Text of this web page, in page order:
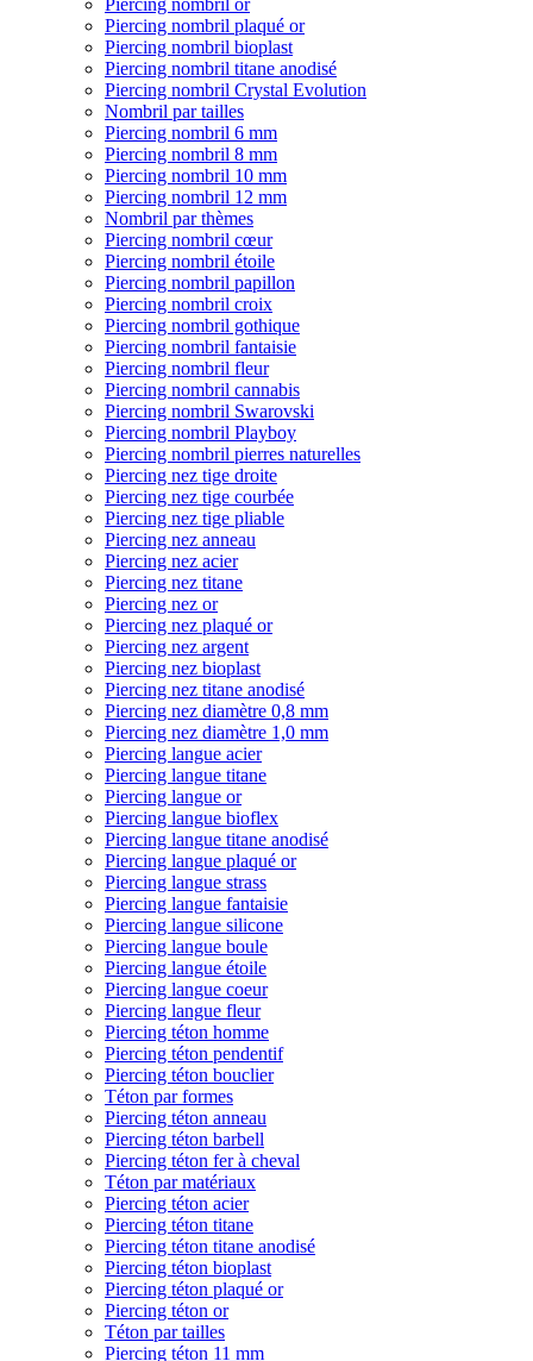
Piercing nombril or
Piercing nombril plaqué or
Piercing nombril bioplast
Piercing nombril titane anodisé
Piercing nombril Crystal Evolution
Nombril par tailles
Piercing nombril 6 mm
Piercing nombril 8 mm
Piercing nombril 10 mm
Piercing nombril 12 mm
Nombril par thèmes
Piercing nombril cœur
Piercing nombril étoile
Piercing nombril papillon
Piercing nombril croix
Piercing nombril gothique
Piercing nombril fantaisie
Piercing nombril fleur
Piercing nombril cannabis
Piercing nombril Swarovski
Piercing nombril Playboy
Piercing nombril pierres naturelles
Piercing nez tige droite
Piercing nez tige courbée
Piercing nez tige pliable
Piercing nez anneau
Piercing nez acier
Piercing nez titane
Piercing nez or
Piercing nez plaqué or
Piercing nez argent
Piercing nez bioplast
Piercing nez titane anodisé
Piercing nez diamètre 0,8 mm
Piercing nez diamètre 1,0 mm
Piercing langue acier
Piercing langue titane
Piercing langue or
Piercing langue bioflex
Piercing langue titane anodisé
Piercing langue plaqué or
Piercing langue strass
Piercing langue fantaisie
Piercing langue silicone
Piercing langue boule
Piercing langue étoile
Piercing langue coeur
Piercing langue fleur
Piercing téton homme
Piercing téton pendentif
Piercing téton bouclier
Téton par formes
Piercing téton anneau
Piercing téton barbell
Piercing téton fer à cheval
Téton par matériaux
Piercing téton acier
Piercing téton titane
Piercing téton titane anodisé
Piercing téton bioplast
Piercing téton plaqué or
Piercing téton or
Téton par tailles
Piercing téton 11 mm